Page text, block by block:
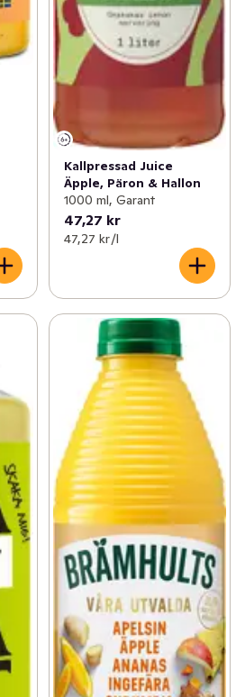
Kallpressad Juice
Äpple, Päron & Hallon
1000 ml, Garant
47,27 kr
47,27 kr /l